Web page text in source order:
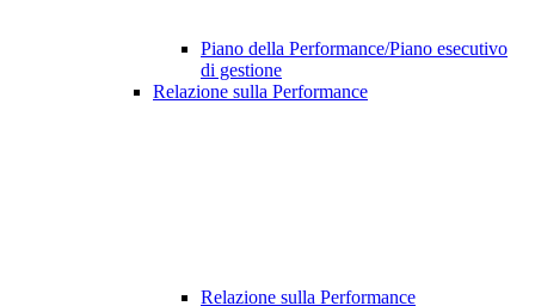
Piano della Performance/Piano esecutivo
di gestione
Relazione sulla Performance
Relazione sulla Performance